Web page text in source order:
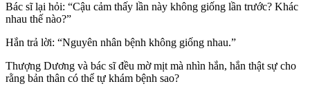
Bác sĩ lại hỏi: “Cậu cảm thấy lần này không giống lần trước? Khác
nhau thế nào?”
Hắn trả lời: “Nguyên nhân bệnh không giống nhau.”
Thượng Dương và bác sĩ đều mờ mịt mà nhìn hắn, hắn thật sự cho
rằng bản thân có thể tự khám bệnh sao?